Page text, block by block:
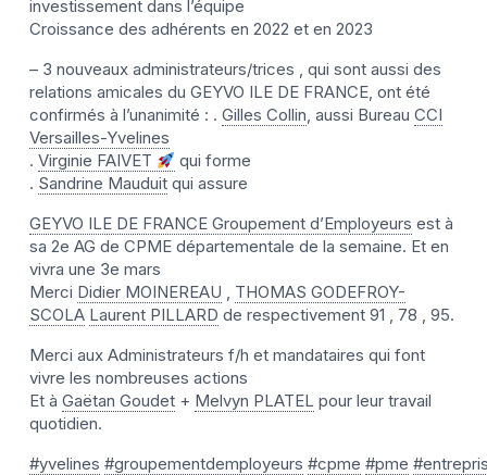
investissement dans l’équipe
Croissance des adhérents en 2022 et en 2023
– 3 nouveaux administrateurs/trices , qui sont aussi des
relations amicales du GEYVO ILE DE FRANCE, ont été
confirmés à l’unanimité : . Gilles Collin, aussi Bureau CCI
Versailles-Yvelines
. Virginie FAIVET
qui forme
. Sandrine Mauduit qui assure
GEYVO ILE DE FRANCE Groupement d’Employeurs est à
sa 2e AG de CPME départementale de la semaine. Et en
vivra une 3e mars
Merci Didier MOINEREAU , THOMAS GODEFROY-
SCOLA Laurent PILLARD de respectivement 91 , 78 , 95.
Merci aux Administrateurs f/h et mandataires qui font
vivre les nombreuses actions
Et à Gaëtan Goudet + Melvyn PLATEL pour leur travail
quotidien.
#yvelines #groupementdemployeurs #cpme #pme